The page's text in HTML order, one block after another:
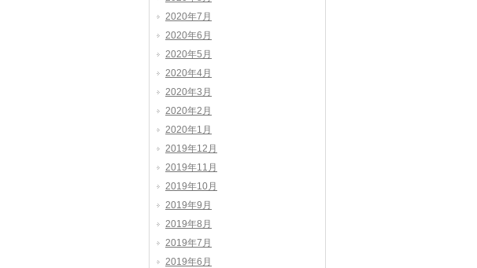
2020年7月
2020年6月
2020年5月
2020年4月
2020年3月
2020年2月
2020年1月
2019年12月
2019年11月
2019年10月
2019年9月
2019年8月
2019年7月
2019年6月